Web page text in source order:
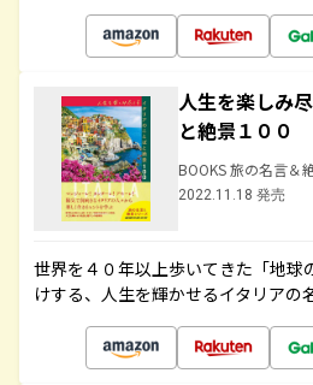
人生を楽しみ
と絶景１００
BOOKS 旅の名言＆
2022.11.18 発売
世界を４０年以上歩いてきた「地球
けする、人生を輝かせるイタリアの